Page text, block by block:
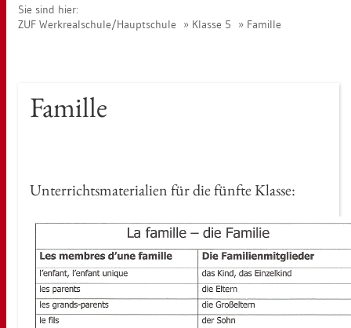
Sie sind hier:
ZUF Werk­re­al­schu­le/Haupt­schu­le
Klas­se 5 Fa­mil­le
Fa­mil­le
Un­ter­richts­ma­te­ria­li­en für die fünf­te Klas­se: